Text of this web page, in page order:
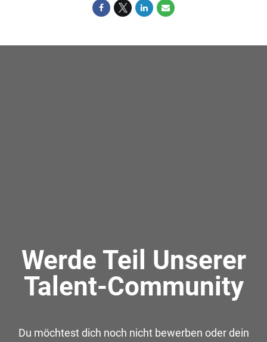
Werde Teil Unserer
Talent-Community
Du möchtest dich noch nicht bewerben oder dein